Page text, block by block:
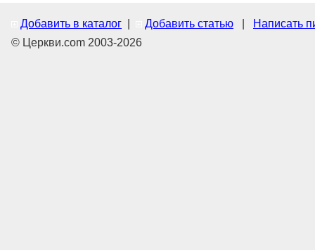
Добавить в каталог Добавить статью
Написать
© Церкви.com 2003-2026